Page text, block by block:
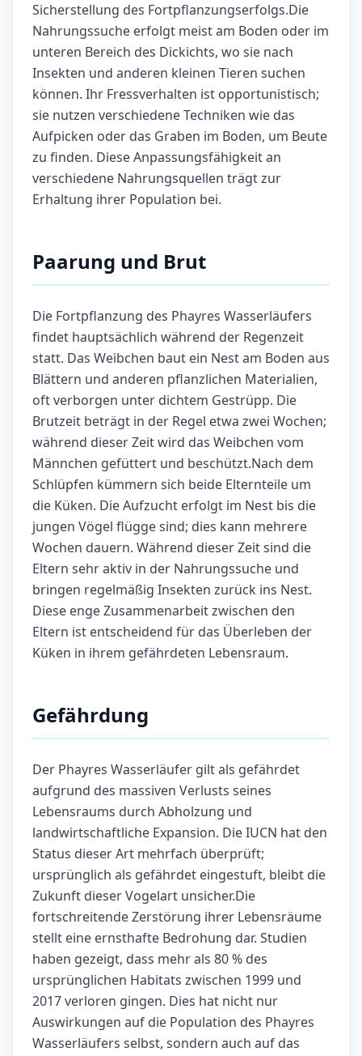
Sicherstellung des Fortpflanzungserfolgs.Die
Nahrungssuche erfolgt meist am Boden oder im
unteren Bereich des Dickichts, wo sie nach
Insekten und anderen kleinen Tieren suchen
können. Ihr Fressverhalten ist opportunistisch;
sie nutzen verschiedene Techniken wie das
Aufpicken oder das Graben im Boden, um Beute
zu finden. Diese Anpassungsfähigkeit an
verschiedene Nahrungsquellen trägt zur
Erhaltung ihrer Population bei.
Paarung und Brut
Die Fortpflanzung des Phayres Wasserläufers
findet hauptsächlich während der Regenzeit
statt. Das Weibchen baut ein Nest am Boden aus
Blättern und anderen pflanzlichen Materialien,
oft verborgen unter dichtem Gestrüpp. Die
Brutzeit beträgt in der Regel etwa zwei Wochen;
während dieser Zeit wird das Weibchen vom
Männchen gefüttert und beschützt.Nach dem
Schlüpfen kümmern sich beide Elternteile um
die Küken. Die Aufzucht erfolgt im Nest bis die
jungen Vögel flügge sind; dies kann mehrere
Wochen dauern. Während dieser Zeit sind die
Eltern sehr aktiv in der Nahrungssuche und
bringen regelmäßig Insekten zurück ins Nest.
Diese enge Zusammenarbeit zwischen den
Eltern ist entscheidend für das Überleben der
Küken in ihrem gefährdeten Lebensraum.
Gefährdung
Der Phayres Wasserläufer gilt als gefährdet
aufgrund des massiven Verlusts seines
Lebensraums durch Abholzung und
landwirtschaftliche Expansion. Die IUCN hat den
Status dieser Art mehrfach überprüft;
ursprünglich als gefährdet eingestuft, bleibt die
Zukunft dieser Vogelart unsicher.Die
fortschreitende Zerstörung ihrer Lebensräume
stellt eine ernsthafte Bedrohung dar. Studien
haben gezeigt, dass mehr als 80 % des
ursprünglichen Habitats zwischen 1999 und
2017 verloren gingen. Dies hat nicht nur
Auswirkungen auf die Population des Phayres
Wasserläufers selbst, sondern auch auf das